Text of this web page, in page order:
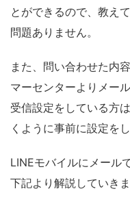
とができるので、教え
問題ありません。
また、問い合わせた内
マーセンターよりメー
受信設定をしている方
くように事前に設定を
LINEモバイルにメール
下記より解説していきま